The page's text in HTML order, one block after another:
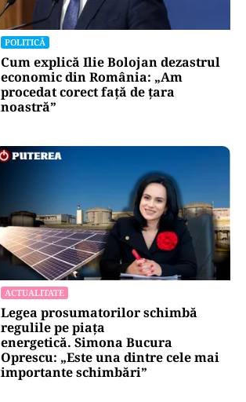
POLITICĂ
Cum explică Ilie Bolojan dezastrul
economic din România: „Am
procedat corect față de țara
noastră”
ACTUALITATE
Legea prosumatorilor schimbă
regulile pe piața
energetică. Simona Bucura
Oprescu: „Este una dintre cele mai
importante schimbări”